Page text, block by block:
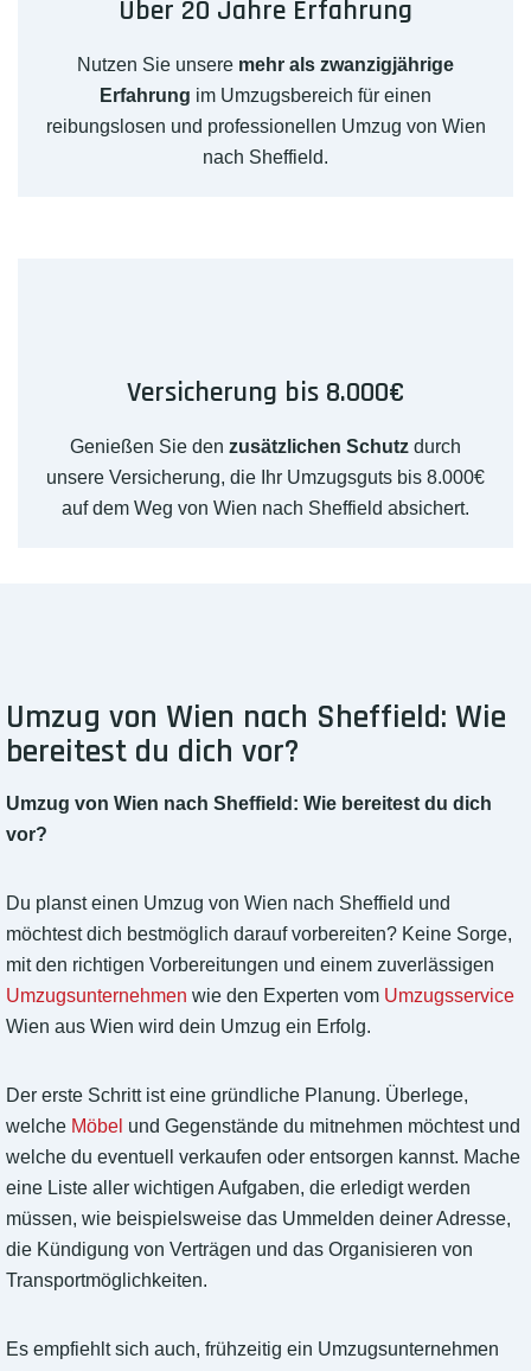
Über 20 Jahre Erfahrung
Nutzen Sie unsere mehr als zwanzigjährige
Erfahrung im Umzugsbereich für einen
reibungslosen und professionellen Umzug von Wien
nach Sheffield.
Versicherung bis 8.000€
Genießen Sie den zusätzlichen Schutz durch
unsere Versicherung, die Ihr Umzugsguts bis 8.000€
auf dem Weg von Wien nach Sheffield absichert.
Umzug von Wien nach Sheffield: Wie
bereitest du dich vor?
Umzug von Wien nach Sheffield: Wie bereitest du dich
vor?
Du planst einen Umzug von Wien nach Sheffield und
möchtest dich bestmöglich darauf vorbereiten? Keine Sorge,
mit den richtigen Vorbereitungen und einem zuverlässigen
Umzugsunternehmen wie den Experten vom Umzugsservice
Wien aus Wien wird dein Umzug ein Erfolg.
Der erste Schritt ist eine gründliche Planung. Überlege,
welche Möbel und Gegenstände du mitnehmen möchtest und
welche du eventuell verkaufen oder entsorgen kannst. Mache
eine Liste aller wichtigen Aufgaben, die erledigt werden
müssen, wie beispielsweise das Ummelden deiner Adresse,
die Kündigung von Verträgen und das Organisieren von
Transportmöglichkeiten.
Es empfiehlt sich auch, frühzeitig ein Umzugsunternehmen